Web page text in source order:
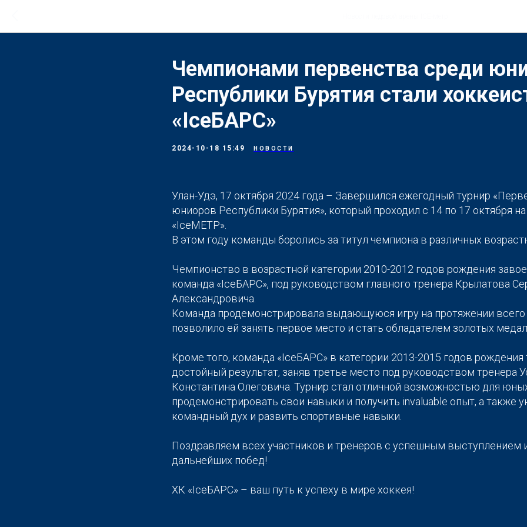
Чемпионами первенства среди
Республики Бурятия стали
«IceБАРС»
2024-10-18 15:49 НОВОСТИ
Улан-Удэ, 17 октября 2024 года – Завершился ежегодный турнир
юниоров Республики Бурятия», который проходил с 14 по 17 октября
«IceМЕТР».
В этом году команды боролись за титул чемпиона в различных
Чемпионство в возрастной категории 2010-2012 годов рождения
команда «IceБАРС», под руководством главного тренера Крылатова
Александровича.
Команда продемонстрировала выдающуюся игру на протяжении всего
позволило ей занять первое место и стать обладателем золотых
Кроме того, команда «IceБАРС» в категории 2013-2015 годов рождения
достойный результат, заняв третье место под руководством тренера
Константина Олеговича. Турнир стал отличной возможностью для
продемонстрировать свои навыки и получить invaluable опыт, а также
командный дух и развить спортивные навыки.
Поздравляем всех участников и тренеров с успешным выступлением
дальнейших побед!
ХК «IceБАРС» – ваш путь к успеху в мире хоккея!